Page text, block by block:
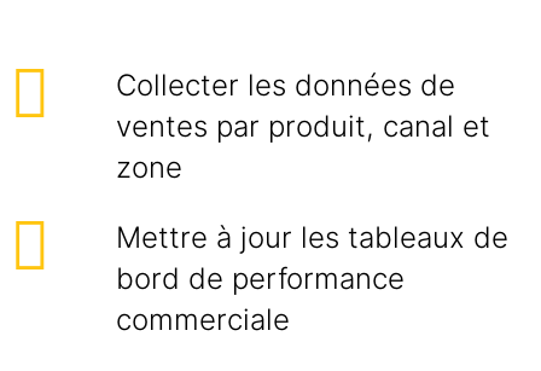
Collecter les données de
ventes par produit, canal et
zone
Mettre à jour les tableaux de
bord de performance
commerciale